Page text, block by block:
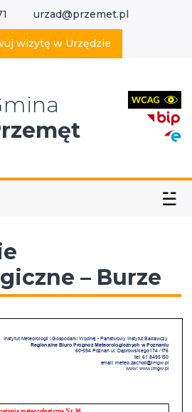
urzad@przemet.pl
wizytę w Urzędzie
☱
– Burze